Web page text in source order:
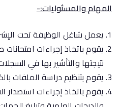
المهام والمسئوليات:-
يعمل شاغل الوظيفة تحت
يقوم باتخاذ إجراءات امتحانات
نتيجتها والتأشير بها في
يقوم بتنظيم دراسة الملفات
يقوم باتخاذ إجراءات استصدار